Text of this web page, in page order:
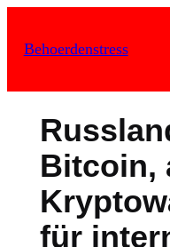
Inhalt
Behoerdenstress
Bitcoin,
für